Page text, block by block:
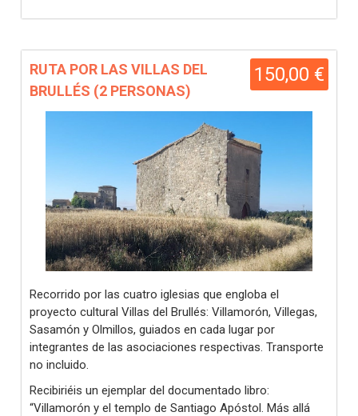
150,00 €
RUTA POR LAS VILLAS DEL
BRULLÉS (2 PERSONAS)
Recorrido por las cuatro iglesias que engloba el
proyecto cultural Villas del Brullés: Villamorón, Villegas,
Sasamón y Olmillos, guiados en cada lugar por
integrantes de las asociaciones respectivas. Transporte
no incluido.
Recibiriéis un ejemplar del documentado libro:
“Villamorón y el templo de Santiago Apóstol. Más allá